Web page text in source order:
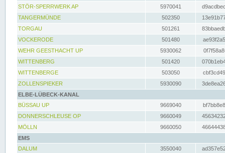
STÖR-SPERRWERK AP 5970041
TANGERMÜNDE
502350
TORGAU
501261
VOCKERODE
501480
WEHR GEESTHACHT UP
5930062
WITTENBERG
501420
WITTENBERGE
503050
ZOLLENSPIEKER
5930090
ELBE-LÜBECK-KANAL
BÜSSAU UP
9669040
DONNERSCHLEUSE OP
9660049
MÖLLN
9660050
EMS
DALUM
3550040